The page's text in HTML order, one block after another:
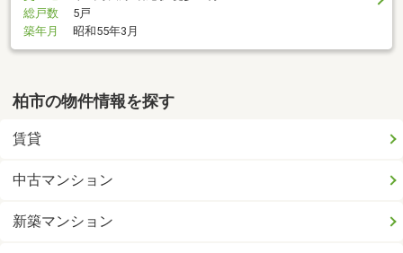
総戸数
5戸
築年月
昭和55年3月
柏市の物件情報を探す
賃貸
中古マンション
新築マンション